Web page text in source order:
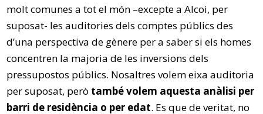
molt comunes a tot el món –excepte a Alcoi, per
suposat- les auditories dels comptes públics des
d’una perspectiva de gènere per a saber si els homes
concentren la majoria de les inversions dels
pressupostos públics. Nosaltres volem eixa auditoria
per suposat, però també volem aquesta anàlisi per
barri de residència o per edat. Es que de veritat, no